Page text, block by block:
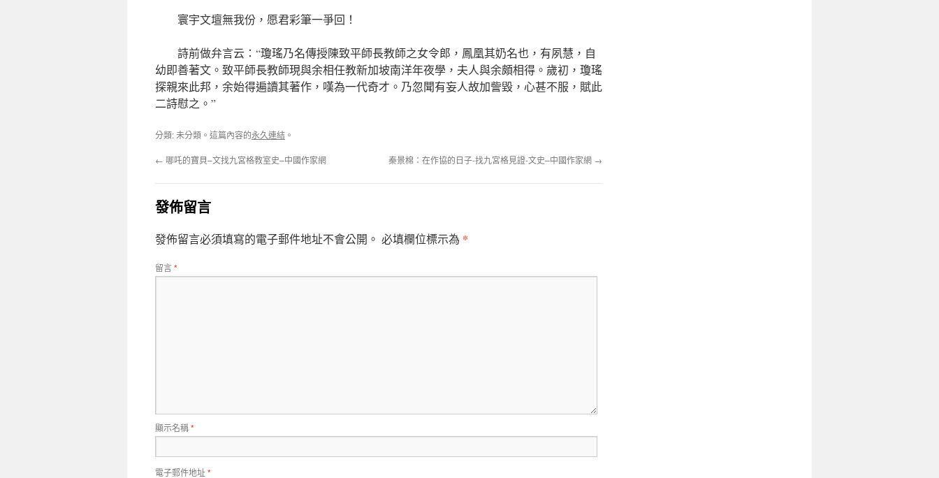
寰宇文壇無我份，愿君彩筆一爭回！
詩前做弁言云：“瓊瑤乃名傳授陳致平師長教師之女令郎，鳳凰其奶名也，有夙慧，自
幼即善著文。致平師長教師現與余相任教新加坡南洋年夜學，夫人與余頗相得。歲初，瓊瑤
探親來此邦，余始得遍讀其著作，嘆為一代奇才。乃忽聞有妄人故加訾毀，心甚不服，賦此
二詩慰之。”
分類: 未分類。這篇內容的永久連結 。
← 哪吒的寶貝–文找九宮格教室史–中國作家網 秦景棉：在作協的日子-找九宮格見證-文史–中國作家網 →
發佈留言
發佈留言必須填寫的電子郵件地址不會公開。 必填欄位標示為 *
留言*
顯示名稱*
電子郵件地址*